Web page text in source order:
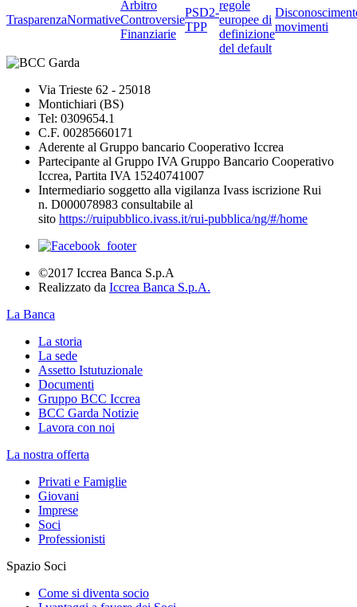
TrasparenzaNormative
Arbitro
Controversie
Finanziarie
PSD2-
TPP
regole
europee di
definizione
del default
movimenti
Via Trieste 62 - 25018
Montichiari (BS)
Tel: 0309654.1
C.F. 00285660171
Aderente al Gruppo bancario Cooperativo Iccrea
Partecipante al Gruppo IVA Gruppo Bancario Cooperativo
Iccrea, Partita IVA 15240741007
Intermediario soggetto alla vigilanza Ivass iscrizione Rui
n. D000078983 consultabile al
sito https://ruipubblico.ivass.it/rui-pubblica/ng/#/home
©2017 Iccrea Banca S.p.A
Realizzato da Iccrea Banca S.p.A.
La Banca
La storia
La sede
Assetto Istutuzionale
Documenti
Gruppo BCC Iccrea
BCC Garda Notizie
Lavora con noi
La nostra offerta
Privati e Famiglie
Giovani
Imprese
Soci
Professionisti
Spazio Soci
Come si diventa socio